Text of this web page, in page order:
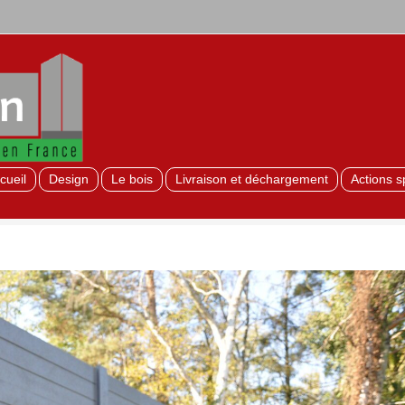
Design Le bois Livraison et déchargement Actions